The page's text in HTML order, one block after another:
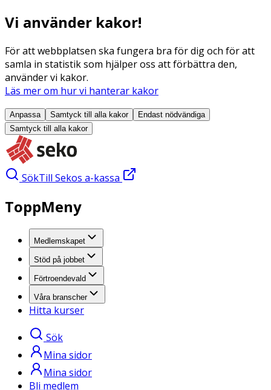
Vi använder kakor!
För att webbplatsen ska fungera bra för dig och för att
samla in statistik som hjälper oss att förbättra den,
använder vi kakor.
Läs mer om hur vi hanterar kakor
Anpassa Samtyck till alla kakor
Endast nödvändiga
Samtyck till alla kakor
SökTill Sekos a-kassa
ToppMeny
Medlemskapet
Stöd på jobbet
Förtroendevald
Våra branscher
Hitta kurser
Sök
Mina sidor
Mina sidor
Bli medlem